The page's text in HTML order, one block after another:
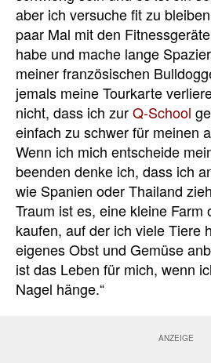
aber ich versuche fit zu
paar Mal mit den
habe und mache lange
meiner französischen
jemals meine Tourkarte
nicht, dass ich zurQ-School
einfach zu schwer für meinen
Wenn ich mich entscheide
beenden denke ich, dass ich
wie Spanien oder Thailand
Traum ist es, eine kleine Farm
kaufen, auf der ich viele Tiere
eigenes Obst und Gemüse
ist das Leben für mich, wenn
Nagel hänge.“